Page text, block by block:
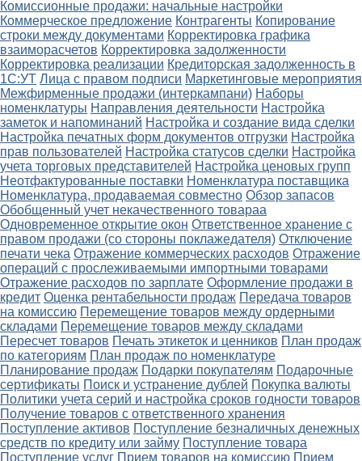
Комиссионные продажи: начальные настройки
Коммерческое предложение Контрагенты Копирование
строки между документами Корректировка графика
взаиморасчетов Корректировка задолженности
Корректировка реализации Кредиторская задолженность в
1С:УТ Лица с правом подписи Маркетинговые мероприятия
Межфирменные продажи (интеркампани) Наборы
номенклатуры Направления деятельности Настройка
заметок и напоминаний Настройка и создание вида сделки
Настройка печатных форм документов отгрузки Настройка
прав пользователей Настройка статусов сделки Настройка
учета торговых представителей Настройка ценовых групп
Неотфактурованные поставки Номенклатура поставщика
Номенклатура, продаваемая совместно Обзор запасов
Обобщенный учет некачественного товараа
Одновременное открытие окон Ответственное хранение с
правом продажи (со стороны поклажедателя) Отключение
печати чека Отражение коммерческих расходов Отражение
операций с прослеживаемыми импортными товарами
Отражение расходов по зарплате Оформление продажи в
кредит Оценка рентабельности продаж Передача товаров
на комиссию Перемещение товаров между ордерными
складами Перемещение товаров между складами
Пересчет товаров Печать этикеток и ценников План продаж
по категориям План продаж по номенклатуре
Планирование продаж Подарки покупателям Подарочные
сертификаты Поиск и устранение дублей Покупка валюты
Политики учета серий и настройка сроков годности товаров
Получение товаров с ответственного хранения
Поступление активов Поступление безналичных денежных
средств по кредиту или займу Поступление товара
Поступление услуг Прием товаров на комиссию Прием